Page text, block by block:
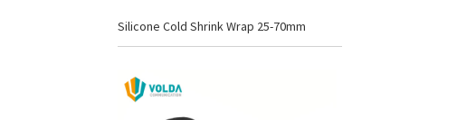
Silicone Cold Shrink Wrap 25-70mm